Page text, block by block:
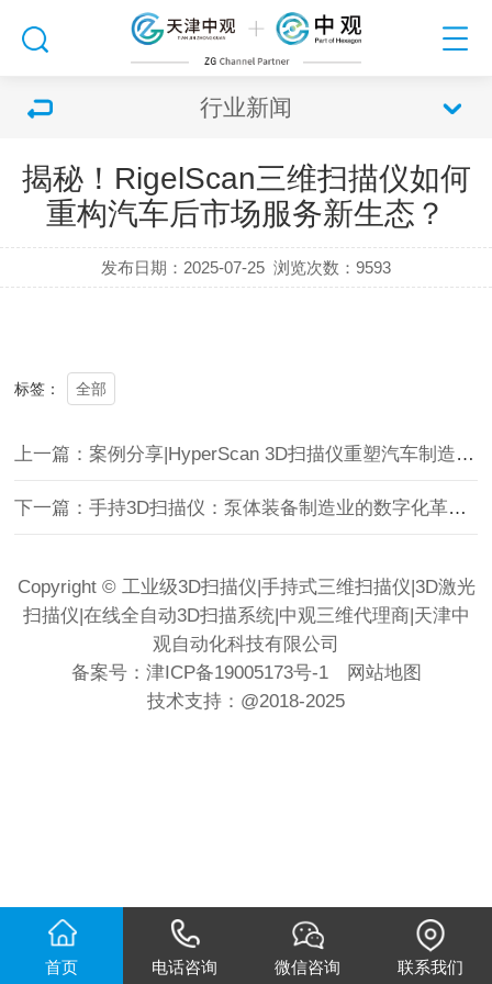
行业新闻
揭秘！RigelScan三维扫描仪如何
重构汽车后市场服务新生态？
发布日期：2025-07-25 浏览次数：9593
标签： 全部
上一篇：案例分享|HyperScan 3D扫描仪重塑汽车制造的每个维度!
下一篇：手持3D扫描仪：泵体装备制造业的数字化革新引擎！
Copyright © 工业级3D扫描仪|手持式三维扫描仪|3D激光
扫描仪|在线全自动3D扫描系统|中观三维代理商|天津中
观自动化科技有限公司
备案号： 津ICP备19005173号-1
网站地图
技术支持： @2018-2025
首页 电话咨询 微信咨询 联系我们